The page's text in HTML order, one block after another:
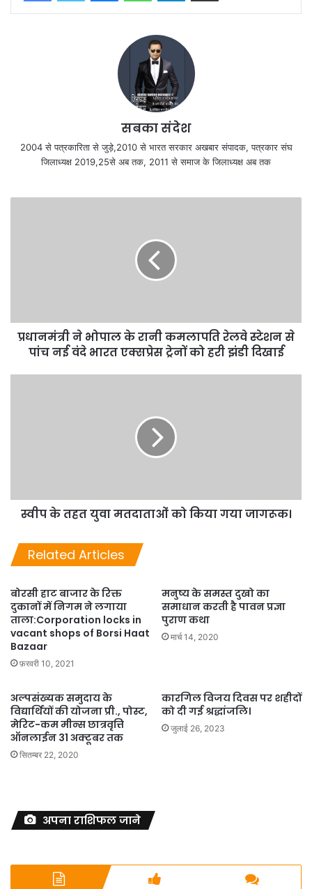
सबका संदेश
2004 से पत्रकारिता से जुड़े,2010 से भारत सरकार अखबार संपादक, पत्रकार संघ
जिलाध्यक्ष 2019,25से अब तक, 2011 से समाज के जिलाध्यक्ष अब तक
प्रधानमंत्री ने भोपाल के रानी कमलापति रेलवे स्टेशन से
पांच नई वंदे भारत एक्सप्रेस ट्रेनों को हरी झंडी दिखाई
स्वीप के तहत युवा मतदाताओं को किया गया जागरूक।
Related Articles
बोरसी हाट बाजार के रिक्त
दुकानों में निगम ने लगाया
ताला:Corporation locks in
vacant shops of Borsi Haat
Bazaar
फ़रवरी 10, 2021
मनुष्य के समस्त दुखो का
समाधान करती है पावन प्रज्ञा
पुराण कथा
मार्च 14, 2020
अल्पसंख्यक समुदाय के
विद्यार्थियों की योजना प्री., पोस्ट,
मेरिट-कम मीन्स छात्रवृत्ति
ऑनलाईन 31 अक्टूबर तक
सितम्बर 22, 2020
कारगिल विजय दिवस पर शहीदों
को दी गई श्रद्धांजलि।
जुलाई 26, 2023
अपना राशिफल जाने